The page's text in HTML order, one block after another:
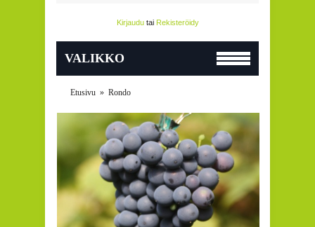
Kirjaudutai Rekisteröidy
VALIKKO
Etusivu » Rondo